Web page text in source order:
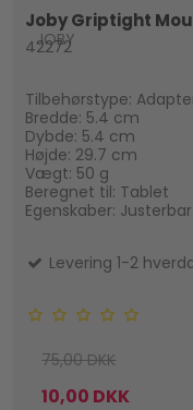
Joby Griptight
JOBY
42272
Tilbehørstype:
Bredde: 5.4 cm
Dybde: 5.4 cm
Højde: 29.7 cm
Vægt: 50 g
Beregnet til: Tablet
Egenskaber:
Levering 1-2
75,00 DKK
10,00 DKK